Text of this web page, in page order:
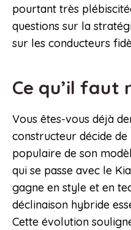
pourtant très
questions sur la
sur les conducteurs
Ce qu’il faut
Vous êtes-vous déjà
constructeur décide
populaire de son
qui se passe avec le
gagne en style et en
déclinaison hybride
Cette évolution